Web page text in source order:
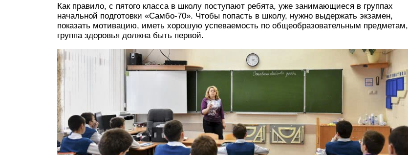
Как правило, с пятого класса в школу поступают ребята, уже занимающиеся в группах
начальной подготовки «Самбо-70». Чтобы попасть в школу, нужно выдержать экзамен,
показать мотивацию, иметь хорошую успеваемость по общеобразовательным предметам,
группа здоровья должна быть первой.